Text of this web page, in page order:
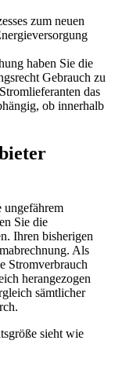
zum neuen
haben Sie die
Gebrauch zu
das
ob innerhalb
ungefährem
Sie die
Ihren bisherigen
Als
Stromverbrauch
herangezogen
sämtlicher
sieht wie